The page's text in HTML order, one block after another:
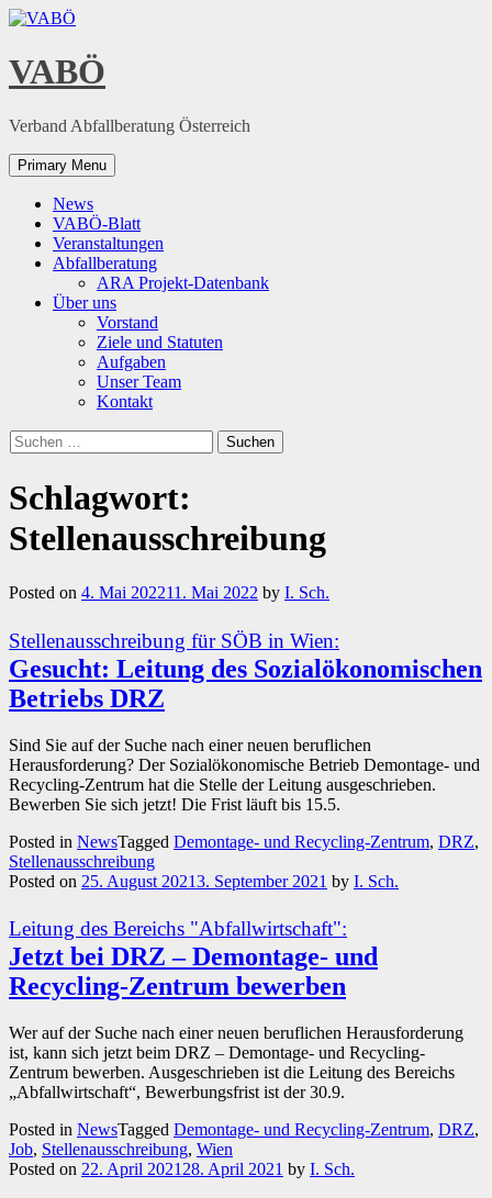
Skip
content
VABÖ
Verband Abfallberatung Österreich
Primary Menu
News
VABÖ-Blatt
Veranstaltungen
Abfallberatung
ARA Projekt-Datenbank
Über uns
Vorstand
Ziele und Statuten
Aufgaben
Unser Team
Kontakt
Suchen
nach:
Schlagwort:
Stellenausschreibung
Posted on 4. Mai 202211. Mai 2022 by I. Sch.
Stellenausschreibung für SÖB in Wien:
Gesucht: Leitung des Sozialökonomischen
Betriebs DRZ
Sind Sie auf der Suche nach einer neuen beruflichen
Herausforderung? Der Sozialökonomische Betrieb Demontage- und
Recycling-Zentrum hat die Stelle der Leitung ausgeschrieben.
Bewerben Sie sich jetzt! Die Frist läuft bis 15.5.
Posted in NewsTagged Demontage- und Recycling-Zentrum, DRZ,
Stellenausschreibung
Posted on 25. August 20213. September 2021 by I. Sch.
Leitung des Bereichs "Abfallwirtschaft":
Jetzt bei DRZ – Demontage- und
Recycling-Zentrum bewerben
Wer auf der Suche nach einer neuen beruflichen Herausforderung
ist, kann sich jetzt beim DRZ – Demontage- und Recycling-
Zentrum bewerben. Ausgeschrieben ist die Leitung des Bereichs
„Abfallwirtschaft“, Bewerbungsfrist ist der 30.9.
Posted in NewsTagged Demontage- und Recycling-Zentrum, DRZ,
Job, Stellenausschreibung, Wien
Posted on 22. April 2021 28. April 2021 by I. Sch.